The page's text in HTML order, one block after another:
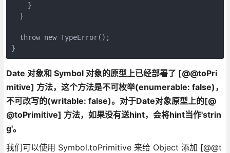
    }
  }
  throw new TypeError();
Date 对象和 Symbol 对象的原型上已经部署了 [@@toPri
mitive] 方法，这个方法是不可枚举(enumerable: false)，
不可改写的(writable: false)。对于Date对象原型上的[@
@toPrimitive] 方法，如果没有送hint，会将hint当作'strin
g'。
我们可以使用 Symbol.toPrimitive 来给 Object 添加 [@@t